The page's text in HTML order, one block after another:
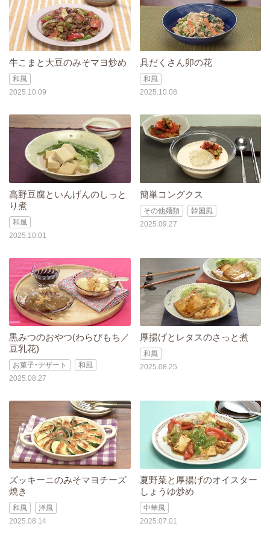
牛こまと大豆のみそマヨ炒め
和風
2025.10.09
具だくさん卯の花
和風
2025.10.08
高野豆腐といんげんのしっと
り煮
和風
2025.10.01
簡単コングクス
その他麺類
韓国風
2025.09.27
黒みつのおやつ(わらびもち／
豆乳花)
お菓子・デザート
和風
2025.08.27
厚揚げとレタスのさっと煮
和風
2025.08.25
ズッキーニのみそマヨチーズ
焼き
和風
洋風
2025.08.14
夏野菜と厚揚げのオイスター
しょうゆ炒め
中華風
2025.07.01